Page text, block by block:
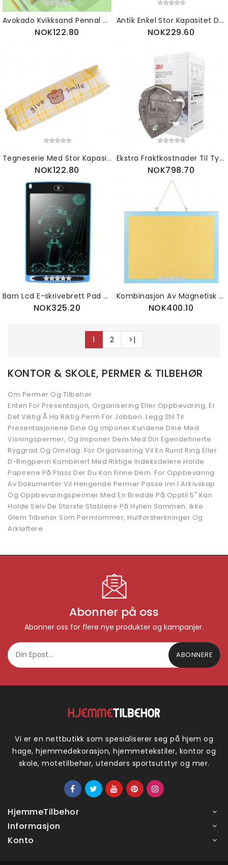
Avokado Kvikksand Pennal Gjennomsiktig Søt Fersken Tegneserie Skrivesakerveske Med Stor Kapasitet Bærbar Kosmetikkveske
NOK122.80
Antik Enkel Stor Kapasitet Dobbeltlags Pu Blyantveske Oppbevaring Kinesisk Stil Skrivesaker
NOK229.60
Tegneserie Med Stor Kapasitet Skrivesaker Student Søt Gitter Japansk Blyantveske Pu Enkel Bag
NOK122.80
Ekstra Fraktkostnader Til Tyskland
NOK798.70
Barn Lcd E-skrivebrett Pad Pedagogisk Lærelekegave
NOK325.20
Kombinasjon Av Magnetisk Tavle Og Korktavle Tørr Slettetavle Og Kork Oppslagstavle For Hjemmekontorskole
NOK400.10
1 2 >|
KONTOR & SKOLE, PERMER & TILBEHØR
Om Permer Og Tilbehør
Enten For Presentasjon, Organisering Eller Oppbevaring, Er
Det Viktig Å Ha Riktig Perm For Jobben. Legg Stil Til
Presentasjonene Dine Og Imponer Kundene Dine Med
Visningspermer, Og Imponer Dem Med Din Egendefinerte
Ryggrad Og Omslag. For Organisering Vil En Rund Ring Eller
D-Ringperm Kombinert Med Riktige Indeksdelere Holde
Papirene På Plass Der Du Kan Finne Dem. For Oppbevaring
Av Dokumenter Vil Hengende Permer Passe Inn I Arkivskap
Og Oppbevaringspermer Med En Bredde På Opptil 5" Kan
Holde Selv De Største Stablene På Hyllen Sammen. Ikke
Glem Tilbehør Som Permlommer, Hullforsterkninger Og
Arkløftere
Abonner på oss
Abonner oss for flere nye produkter og kampanjer.
ABONNERE
Vi er en nettbutikk som spesialiserer seg på hjem og
hage, hjemmedekorasjon, hjemmetekstiler, kontor og
skole, motetilbehør, utendørs sportsutstyr og mer.
HjemmeTilbehor
Informasjon
Konto